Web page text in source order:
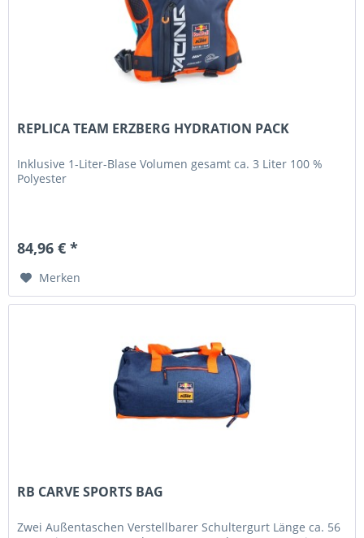
REPLICA TEAM ERZBERG HYDRATION PACK
Inklusive 1-Liter-Blase Volumen gesamt ca. 3 Liter 100 %
Polyester
84,96 € *
Merken
RB CARVE SPORTS BAG
Zwei Außentaschen Verstellbarer Schultergurt Länge ca. 56